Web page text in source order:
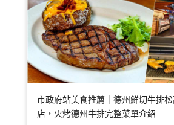
市政府站美食推薦｜德州鮮切牛排松
店，火烤德州牛排完整菜單介紹